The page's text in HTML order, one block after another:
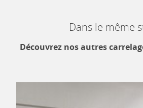
Dans le même
Découvrez nos autres